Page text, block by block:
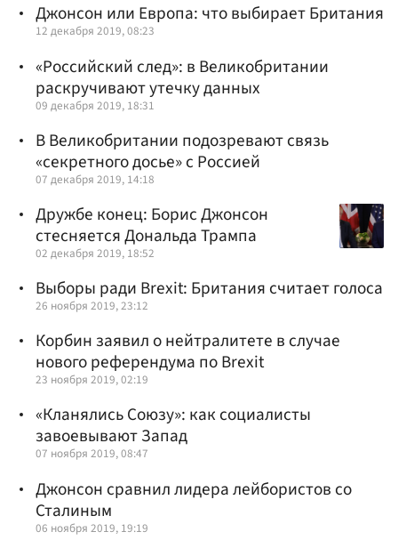
Джонсон или Европа: что выбирает Британия
12 декабря 2019, 08:23
«Российский след»: в Великобритании
раскручивают утечку данных
09 декабря 2019, 18:31
В Великобритании подозревают связь
«секретного досье» с Россией
07 декабря 2019, 14:18
Дружбе конец: Борис Джонсон
стесняется Дональда Трампа
02 декабря 2019, 18:52
Выборы ради Brexit: Британия считает голоса
26 ноября 2019, 23:12
Корбин заявил о нейтралитете в случае
нового референдума по Brexit
23 ноября 2019, 02:19
«Кланялись Союзу»: как социалисты
завоевывают Запад
07 ноября 2019, 08:47
Джонсон сравнил лидера лейбористов со
Сталиным
06 ноября 2019, 19:19